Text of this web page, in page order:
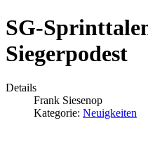
SG-
Siegerpodest
Details
Frank Siesenop
Kategorie: Neuigkeiten